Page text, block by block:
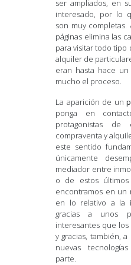
ser ampliados, en
interesado, por lo
son muy completas.
páginas elimina las
para visitar todo tipo
alquiler de
eran hasta hace
mucho el proceso.
La aparición de un
ponga en
protagonistas de
compraventa y
este sentido
únicamente
mediador entre
o de estos
encontramos en un
en lo relativo a la
gracias a unos
interesantes que
y gracias, también,
nuevas
parte.